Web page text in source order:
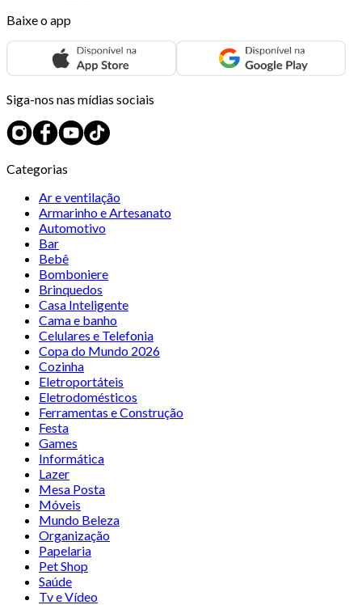
Baixe o app
Siga-nos nas mídias sociais
Categorias
Ar e ventilação
Armarinho e Artesanato
Automotivo
Bar
Bebê
Bomboniere
Brinquedos
Casa Inteligente
Cama e banho
Celulares e Telefonia
Copa do Mundo 2026
Cozinha
Eletroportáteis
Eletrodomésticos
Ferramentas e Construção
Festa
Games
Informática
Lazer
Mesa Posta
Móveis
Mundo Beleza
Organização
Papelaria
Pet Shop
Saúde
Tv e Vídeo